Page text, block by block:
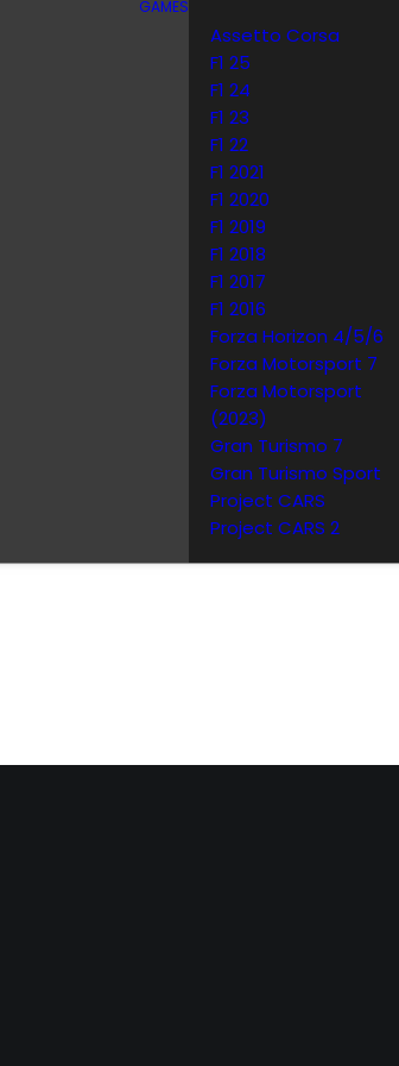
GAMES
Assetto Corsa
F1 25
F1 24
F1 23
F1 22
F1 2021
F1 2020
F1 2019
F1 2018
F1 2017
F1 2016
Forza Horizon 4/5/6
Forza Motorsport 7
Forza Motorsport
(2023)
Gran Turismo 7
Gran Turismo Sport
Project CARS
Project CARS 2